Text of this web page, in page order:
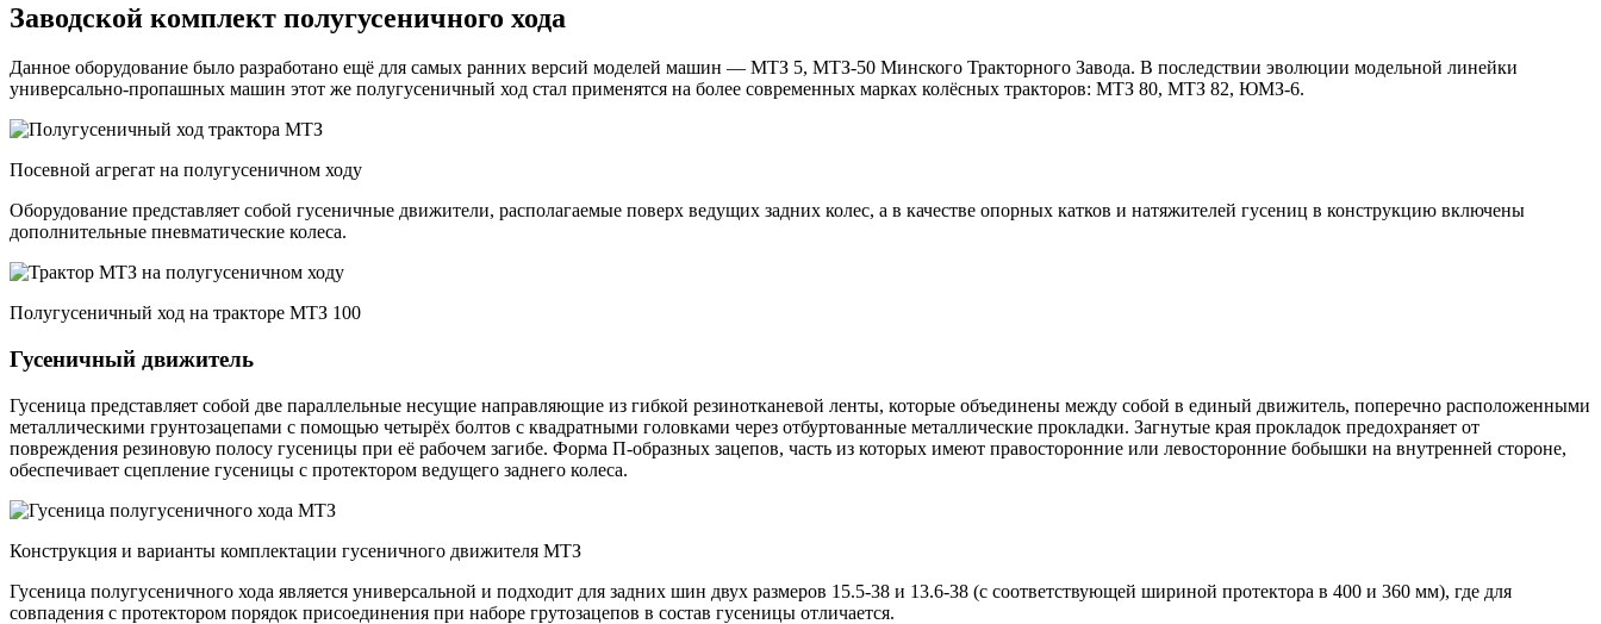
Заводской комплект полугусеничного хода
Данное оборудование было разработано ещё для самых ранних версий моделей машин — МТЗ 5, МТЗ-50 Минского Тракторного Завода. В последствии эволюции модельной линейки
универсально-пропашных машин этот же полугусеничный ход стал применятся на более современных марках колёсных тракторов: МТЗ 80, МТЗ 82, ЮМЗ-6.
Посевной агрегат на полугусеничном ходу
Оборудование представляет собой гусеничные движители, располагаемые поверх ведущих задних колес, а в качестве опорных катков и натяжителей гусениц в конструкцию включены
дополнительные пневматические колеса.
Полугусеничный ход на тракторе МТЗ 100
Гусеничный движитель
Гусеница представляет собой две параллельные несущие направляющие из гибкой резинотканевой ленты, которые объединены между собой в единый движитель, поперечно расположенными
металлическими грунтозацепами с помощью четырёх болтов с квадратными головками через отбуртованные металлические прокладки. Загнутые края прокладок предохраняет от
повреждения резиновую полосу гусеницы при её рабочем загибе. Форма П-образных зацепов, часть из которых имеют правосторонние или левосторонние бобышки на внутренней стороне,
обеспечивает сцепление гусеницы с протектором ведущего заднего колеса.
Конструкция и варианты комплектации гусеничного движителя МТЗ
Гусеница полугусеничного хода является универсальной и подходит для задних шин двух размеров 15.5-38 и 13.6-38 (с соответствующей шириной протектора в 400 и 360 мм), где для
совпадения с протектором порядок присоединения при наборе грутозацепов в состав гусеницы отличается.